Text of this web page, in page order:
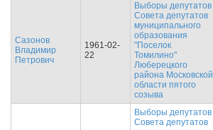
Сазонов
Владимир
Петрович
1961-02-
22
Выборы депутатов
Совета депутатов
муниципального
образования
"Поселок
Томилино"
Люберецкого
района Московской
области пятого
созыва
Выборы депутатов
Совета депутатов